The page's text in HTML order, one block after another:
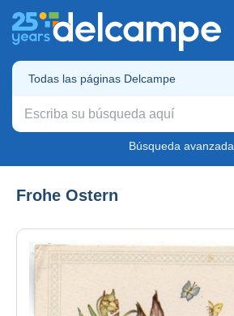
Todas las páginas Delcampe
Búsqueda avanzada
Frohe Ostern